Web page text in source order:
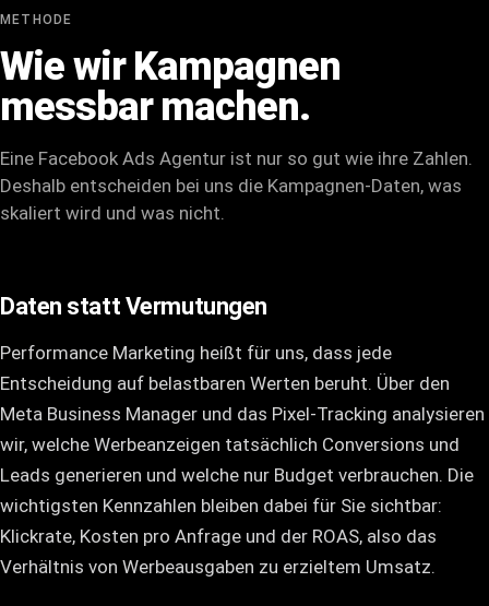
METHODE
Wie wir Kampagnen
messbar machen.
Eine Facebook Ads Agentur ist nur so gut wie ihre Zahlen.
Deshalb entscheiden bei uns die Kampagnen-Daten, was
skaliert wird und was nicht.
Daten statt Vermutungen
Performance Marketing heißt für uns, dass jede
Entscheidung auf belastbaren Werten beruht. Über den
Meta Business Manager und das Pixel-Tracking analysieren
wir, welche Werbeanzeigen tatsächlich Conversions und
Leads generieren und welche nur Budget verbrauchen. Die
wichtigsten Kennzahlen bleiben dabei für Sie sichtbar:
Klickrate, Kosten pro Anfrage und der ROAS, also das
Verhältnis von Werbeausgaben zu erzieltem Umsatz.